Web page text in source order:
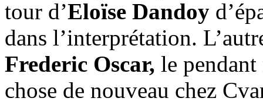
tour d’Eloïse Dandoy
dans l’interprétation.
Frederic Oscar, le
chose de nouveau chez